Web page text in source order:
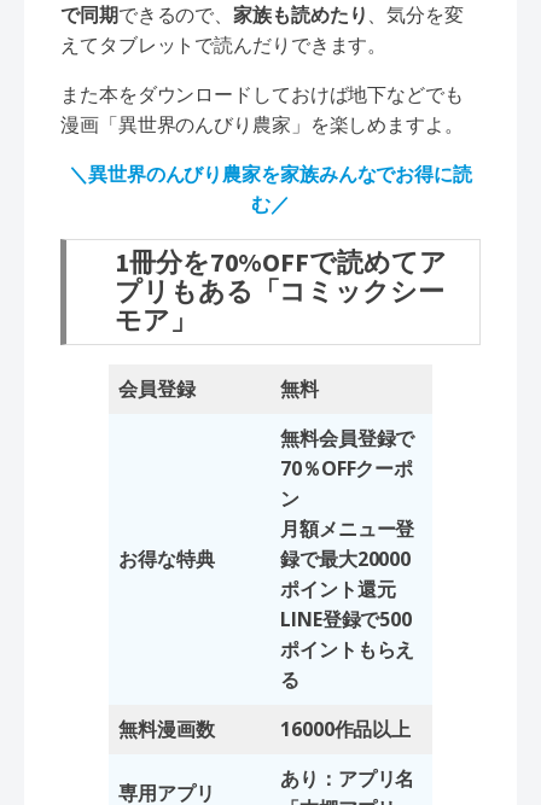
で同期できるので、家族も読めたり、気分を変
えてタブレットで読んだりできます。
また本をダウンロードしておけば地下などでも
漫画「異世界のんびり農家」を楽しめますよ。
＼異世界のんびり農家を家族みんなでお得に読
む／
1冊分を70%OFFで読めてア
プリもある「コミックシー
モア」
会員登録 無料
お得な特典
無料会員登録で
70％OFFクーポ
ン
月額メニュー登
録で最大20000
ポイント還元
LINE登録で500
ポイントもらえ
る
無料漫画数
16000作品以上
専用アプリ
あり：アプリ名